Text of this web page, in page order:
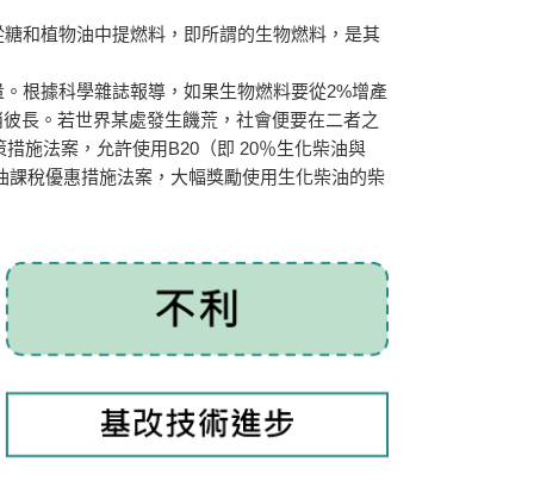
和植物油中提燃料，即所謂的生物燃料，是其
根據科學雜誌報導，如果生物燃料要從2%增產
長。若世界某處發生饑荒，社會便要在二者之
施法案，允許使用B20（即 20％生化柴油與
稅優惠措施法案，大幅獎勵使用生化柴油的柴